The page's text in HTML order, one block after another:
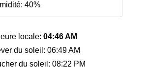
40%
locale: 04:46 AM
du soleil: 06:49 AM
du soleil: 08:22 PM